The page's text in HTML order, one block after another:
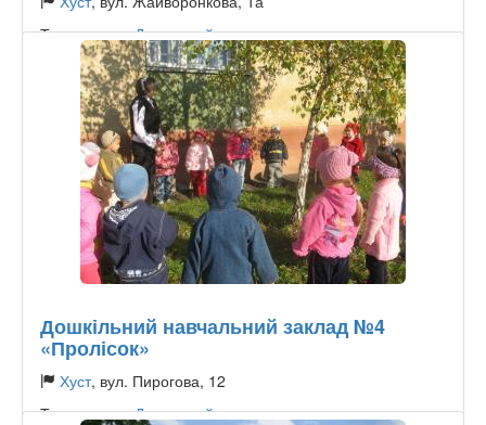
Тип садочку:Державний
Дошкільний навчальний заклад №4
«Пролісок»
Хуст, вул. Пирогова, 12
Тип садочку:Державний